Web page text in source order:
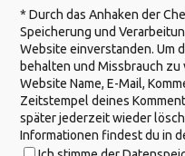
* Durch das Anhaken der
Speicherung und
Website einverstanden. Um
behalten und Missbrauch
Website Name, E-Mail,
Zeitstempel deines
später jederzeit wieder
Informationen findest du in